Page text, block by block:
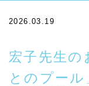
2026.03.19
宏子先生
とのプール